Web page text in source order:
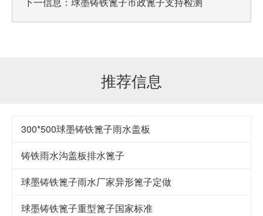
推荐信息
300*500球墨铸铁篦子雨水盖板
铸铁雨水沟盖板排水篦子
球墨铸铁篦子雨水厂家异形篦子定做
球墨铸铁篦子重型篦子国家标准